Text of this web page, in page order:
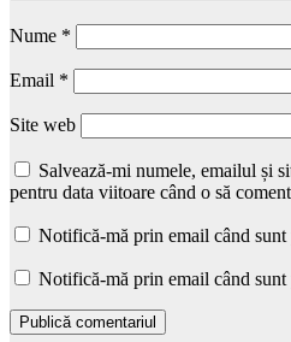
Nume *
Email *
Site web
Salvează-mi numele, emailul și
pentru data viitoare când o să
Notifică-mă prin email când
Notifică-mă prin email când